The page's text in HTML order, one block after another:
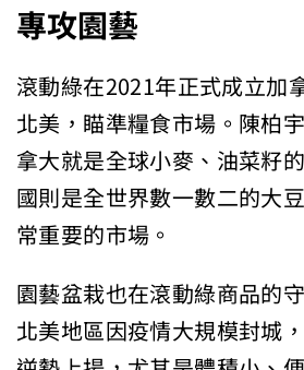
專攻園藝
滾動綠在2021年正式成立加
北美，瞄準糧食市場。陳柏
拿大就是全球小麥、油菜籽
國則是全世界數一數二的大
常重要的市場。
園藝盆栽也在滾動綠商品的
北美地區因疫情大規模封城